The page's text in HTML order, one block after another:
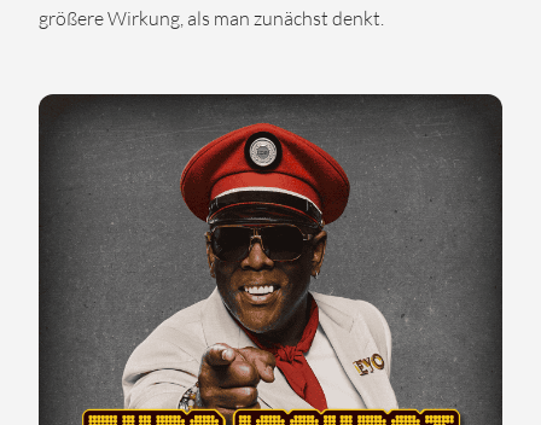
größere Wirkung, als man zunächst denkt.